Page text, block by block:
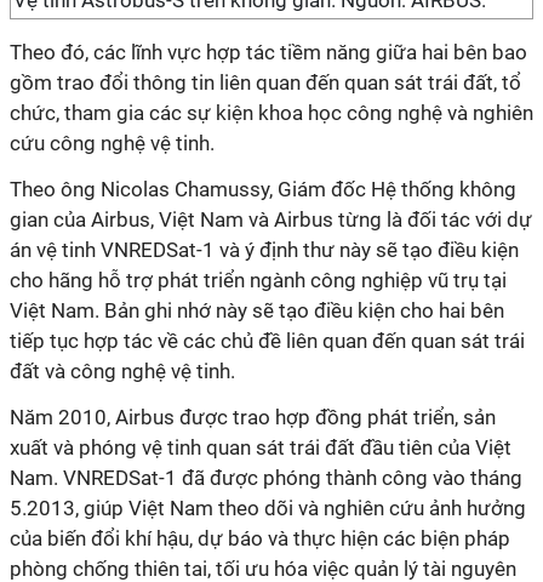
Theo đó, các lĩnh vực hợp tác tiềm năng giữa hai bên bao
gồm trao đổi thông tin liên quan đến quan sát trái đất, tổ
chức, tham gia các sự kiện khoa học công nghệ và nghiên
cứu công nghệ vệ tinh.
Theo ông Nicolas Chamussy, Giám đốc Hệ thống không
gian của Airbus, Việt Nam và Airbus từng là đối tác với dự
án vệ tinh VNREDSat-1 và ý định thư này sẽ tạo điều kiện
cho hãng hỗ trợ phát triển ngành công nghiệp vũ trụ tại
Việt Nam. Bản ghi nhớ này sẽ tạo điều kiện cho hai bên
tiếp tục hợp tác về các chủ đề liên quan đến quan sát trái
đất và công nghệ vệ tinh.
Năm 2010, Airbus được trao hợp đồng phát triển, sản
xuất và phóng vệ tinh quan sát trái đất đầu tiên của Việt
Nam. VNREDSat-1 đã được phóng thành công vào tháng
5.2013, giúp Việt Nam theo dõi và nghiên cứu ảnh hưởng
của biến đổi khí hậu, dự báo và thực hiện các biện pháp
phòng chống thiên tai, tối ưu hóa việc quản lý tài nguyên